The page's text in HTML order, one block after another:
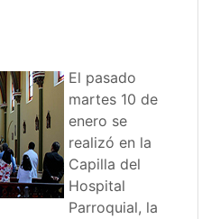
El pasado
martes 10 de
enero se
realizó en la
Capilla del
Hospital
Parroquial, la